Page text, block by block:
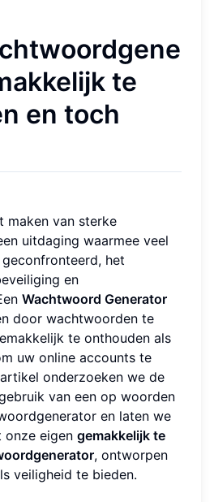
te
en toch
maken van sterke
uitdaging waarmee veel
het
en
Wachtwoord Generator
door wachtwoorden te
te onthouden als
uw online accounts te
onderzoeken we de
van een op woorden
en laten we
onze eigen gemakkelijk te
, ontworpen
veiligheid te bieden.